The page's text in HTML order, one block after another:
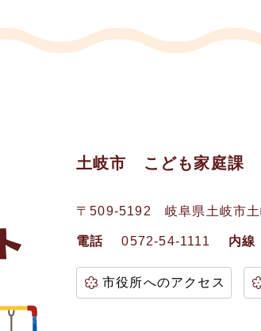
土岐市 こども家庭課
〒509-5192 岐阜県土岐市
電話 0572-54-1111 内線
市役所へのアクセス